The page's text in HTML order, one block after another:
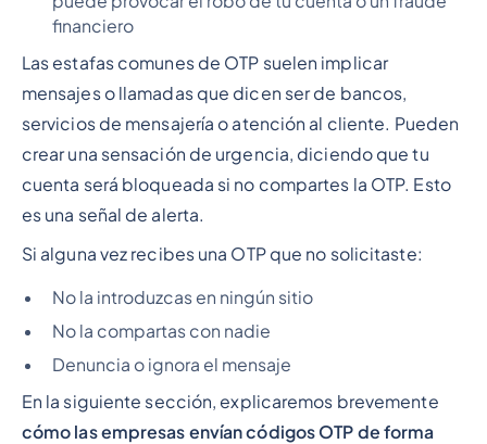
financiero
Las estafas comunes de OTP suelen implicar
mensajes o llamadas que dicen ser de bancos,
servicios de mensajería o atención al cliente. Pueden
crear una sensación de urgencia, diciendo que tu
cuenta será bloqueada si no compartes la OTP. Esto
es una señal de alerta.
Si alguna vez recibes una OTP que no solicitaste:
No la introduzcas en ningún sitio
No la compartas con nadie
Denuncia o ignora el mensaje
En la siguiente sección, explicaremos brevemente
cómo las empresas envían códigos OTP de forma